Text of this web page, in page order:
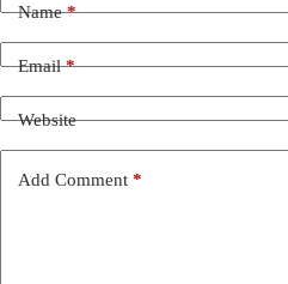
Name*
Email*
Website
Add Comment *